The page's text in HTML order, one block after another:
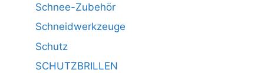
Schnee-Zubehör
Schneidwerkzeuge
Schutz
SCHUTZBRILLEN